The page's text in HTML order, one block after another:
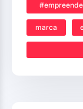
marca